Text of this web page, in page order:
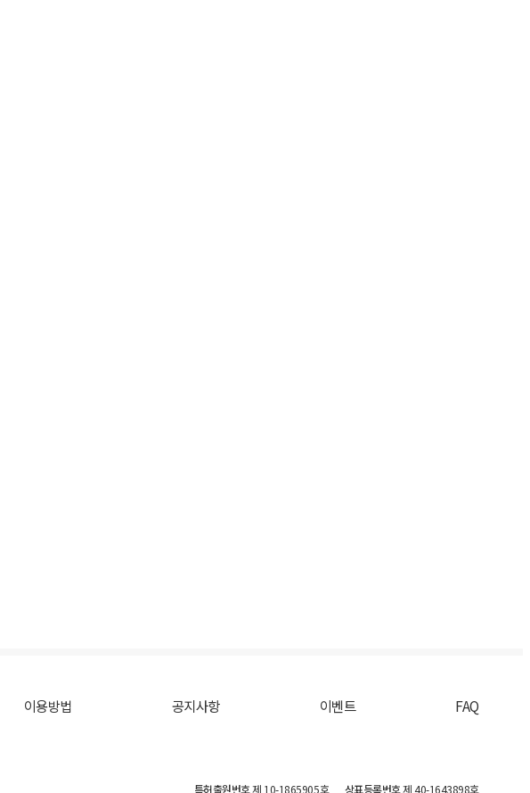
이용방법 공지사항 이벤트 FAQ
특허출원번호제 10-1865905호 상표등록번호제 40-1643898호